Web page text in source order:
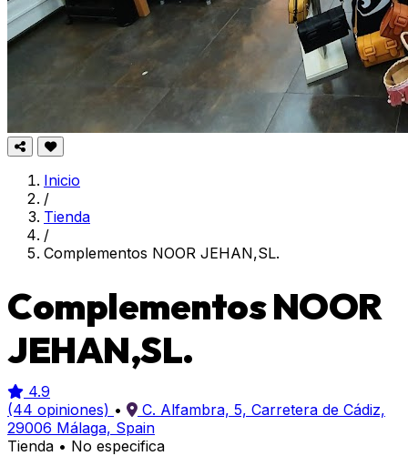
Inicio
/
Tienda
/
Complementos NOOR JEHAN,SL.
Complementos NOOR
JEHAN,SL.
4.9
(44 opiniones) •
C. Alfambra, 5, Carretera de Cádiz,
29006 Málaga, Spain
Tienda • No especifica